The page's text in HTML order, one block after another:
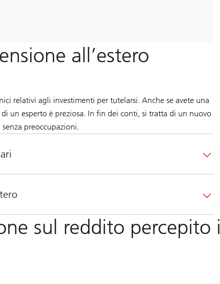
all’estero
relativi agli investimenti per tutelarsi. Anche se avete una
un esperto è preziosa. In fin dei conti, si tratta di un nuovo
preoccupazioni.
sul reddito percepito